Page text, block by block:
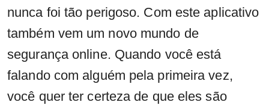
nunca foi tão perigoso. Com este aplicativo
também vem um novo mundo de
segurança online. Quando você está
falando com alguém pela primeira vez,
você quer ter certeza de que eles são